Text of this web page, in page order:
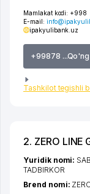
Mamlakat kodi: +998
E-mail:
ipakyulibank.uz
+99878
Tashkilot tegishli
2. ZERO LINE
Yuridik nomi:
TADBIRKOR
Brend nomi: